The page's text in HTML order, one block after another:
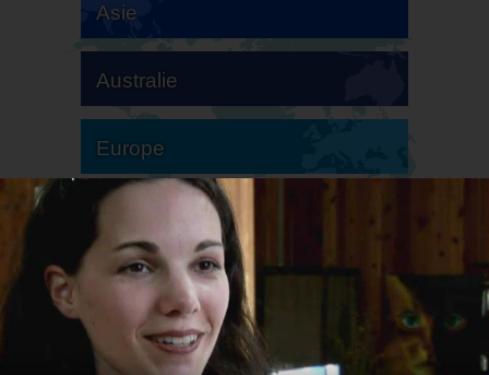
Asie
Australie
Europe
Amérique du Sud
Amérique du Nord